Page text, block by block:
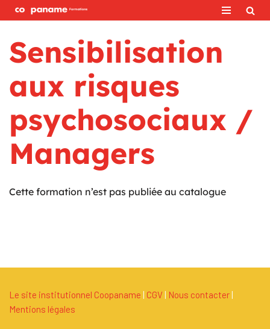
au
contenu
Sensibilisation
aux risques
psychosociaux /
Managers
Cette formation n’est pas publiée au catalogue
Le site institutionnel Coopaname CGV Nous contacter
Mentions légales